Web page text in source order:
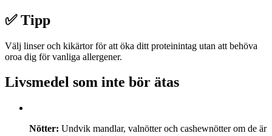
✅ Tipp
Välj linser och kikärtor för att öka ditt proteinintag utan att behöva
oroa dig för vanliga allergener.
Livsmedel som inte bör ätas
Nötter: Undvik mandlar, valnötter och cashewnötter om de är